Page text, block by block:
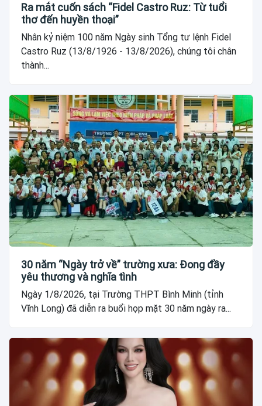
Ra mắt cuốn sách “Fidel Castro Ruz: Từ tuổi
thơ đến huyền thoại”
Nhân kỷ niệm 100 năm Ngày sinh Tổng tư lệnh Fidel
Castro Ruz (13/8/1926 - 13/8/2026), chúng tôi chân
thành...
30 năm “Ngày trở về” trường xưa: Đong đầy
yêu thương và nghĩa tình
Ngày 1/8/2026, tại Trường THPT Bình Minh (tỉnh
Vĩnh Long) đã diễn ra buổi họp mặt 30 năm ngày ra...